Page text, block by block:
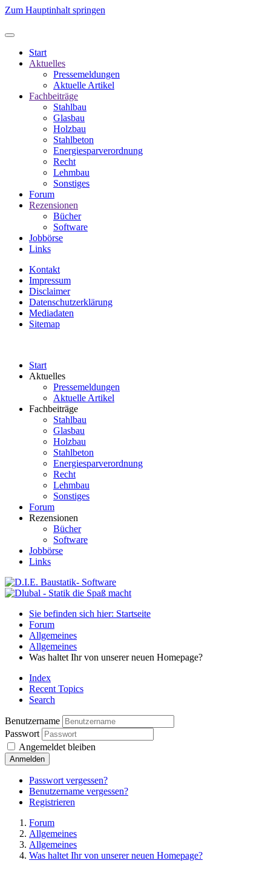
Zum Hauptinhalt springen
Start
Aktuelles
Pressemeldungen
Aktuelle Artikel
Fachbeiträge
Stahlbau
Glasbau
Holzbau
Stahlbeton
Energiesparverordnung
Recht
Lehmbau
Sonstiges
Forum
Rezensionen
Bücher
Software
Jobbörse
Links
Kontakt
Impressum
Disclaimer
Datenschutzerklärung
Mediadaten
Sitemap
Start
Aktuelles
Pressemeldungen
Aktuelle Artikel
Fachbeiträge
Stahlbau
Glasbau
Holzbau
Stahlbeton
Energiesparverordnung
Recht
Lehmbau
Sonstiges
Forum
Rezensionen
Bücher
Software
Jobbörse
Links
Sie befinden sich hier: Startseite
Forum
Allgemeines
Allgemeines
Was haltet Ihr von unserer neuen Homepage?
Index
Recent Topics
Search
Benutzername
Passwort
Angemeldet bleiben
Anmelden
Passwort vergessen?
Benutzername vergessen?
Registrieren
Forum
Allgemeines
Allgemeines
Was haltet Ihr von unserer neuen Homepage?